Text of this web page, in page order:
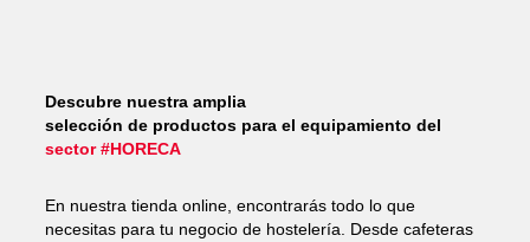
Descubre nuestra amplia
selección de productos para el equipamiento del
sector #HORECA
En nuestra tienda online, encontrarás todo lo que
necesitas para tu negocio de hostelería. Desde cafeteras